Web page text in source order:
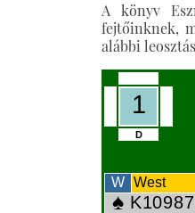
A könyv
fejtőinknek,
alábbi